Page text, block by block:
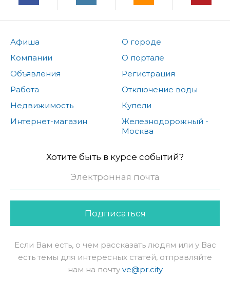
Афиша
Компании
Объявления
Работа
Недвижимость
Интернет-магазин
О городе
О портале
Регистрация
Отключение воды
Купели
Железнодорожный -
Москва
Хотите быть в курсе событий?
Подписаться
Если Вам есть, о чем рассказать людям или у Вас
есть темы для интересных статей, отправляйте
нам на почту ve@pr.city